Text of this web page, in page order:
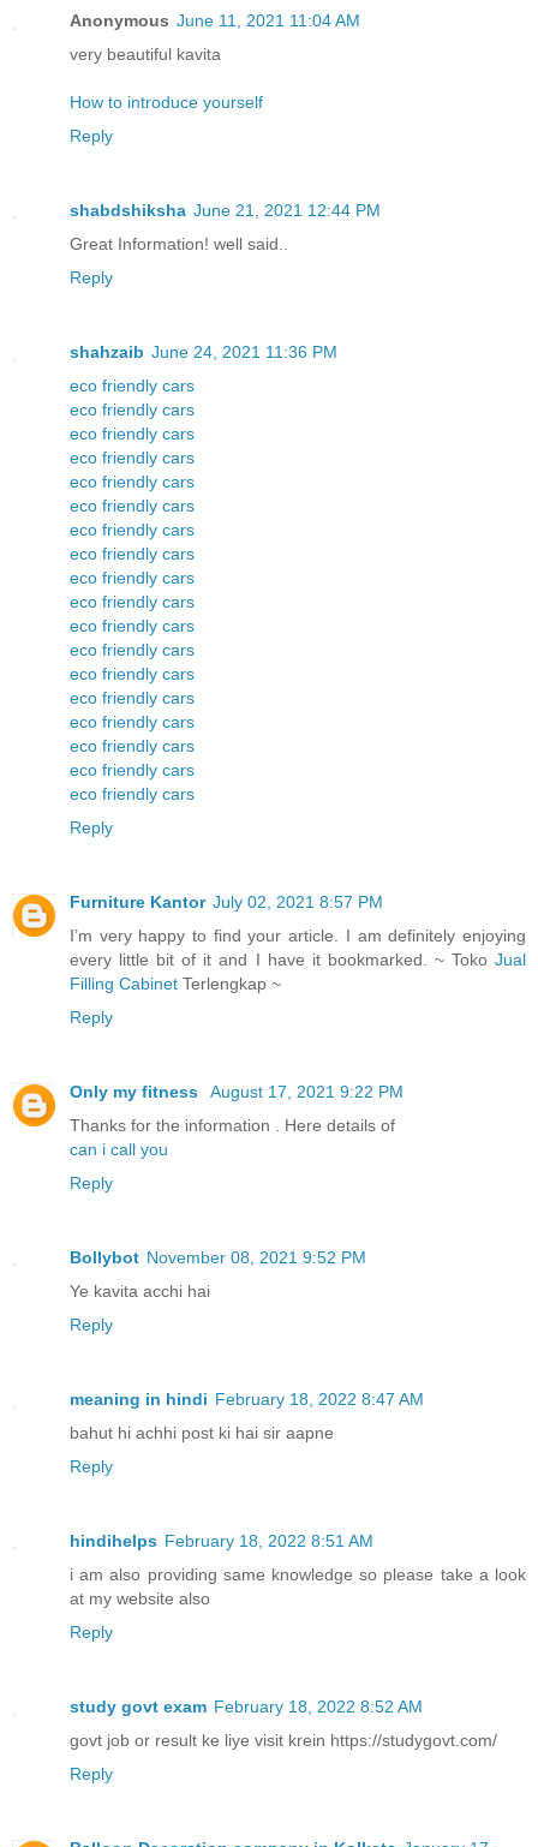
Anonymous June 11, 2021 11:04 AM
very beautiful kavita
How to introduce yourself
Reply
shabdshiksha June 21, 2021 12:44 PM
Great Information! well said..
Reply
shahzaib June 24, 2021 11:36 PM
eco friendly cars
eco friendly cars
eco friendly cars
eco friendly cars
eco friendly cars
eco friendly cars
eco friendly cars
eco friendly cars
eco friendly cars
eco friendly cars
eco friendly cars
eco friendly cars
eco friendly cars
eco friendly cars
eco friendly cars
eco friendly cars
eco friendly cars
eco friendly cars
Reply
Furniture Kantor July 02, 2021 8:57 PM
I’m very happy to find your article. I am definitely enjoying
every little bit of it and I have it bookmarked. ~ Toko Jual
Filling Cabinet Terlengkap ~
Reply
Only my fitness
August 17, 2021 9:22 PM
Thanks for the information . Here details of
can i call you
Reply
Bollybot November 08, 2021 9:52 PM
Ye kavita acchi hai
Reply
meaning in hindi February 18, 2022 8:47 AM
bahut hi achhi post ki hai sir aapne
Reply
hindihelps February 18, 2022 8:51 AM
i am also providing same knowledge so please take a look
at my website also
Reply
study govt exam February 18, 2022 8:52 AM
govt job or result ke liye visit krein https://studygovt.com/
Reply